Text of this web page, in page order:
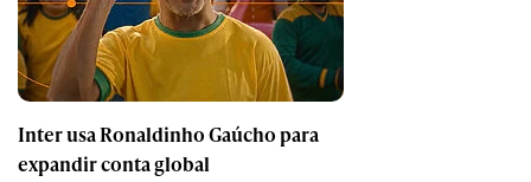
Inter usa Ronaldinho Gaúcho para
expandir conta global